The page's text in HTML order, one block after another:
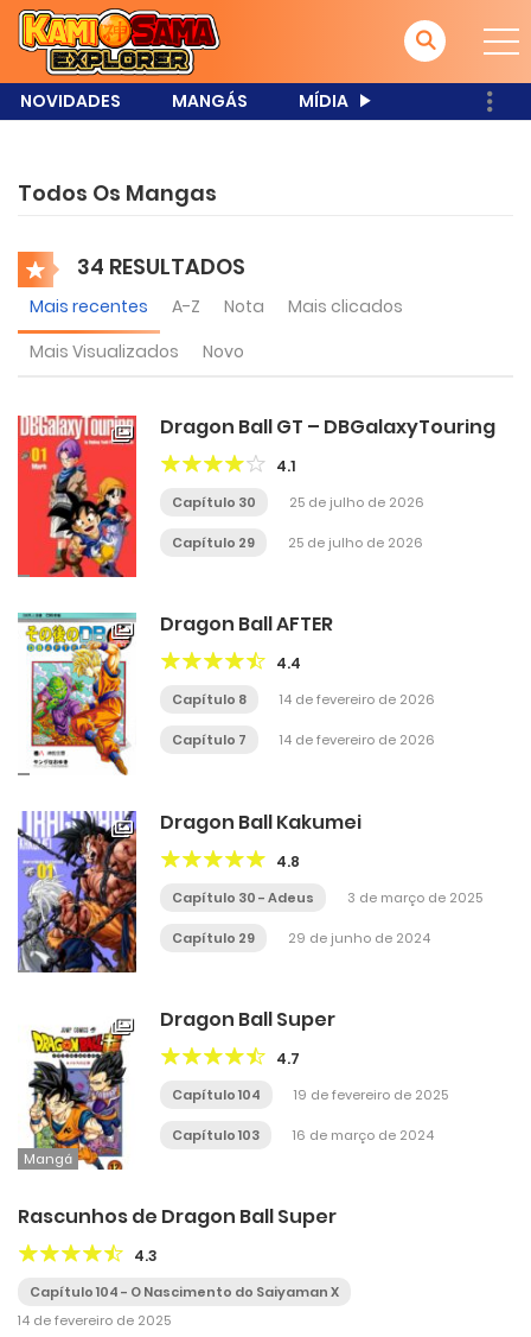
NOVIDADES MANGÁS MÍDIA
Todos Os Mangas
34 RESULTADOS
Mais recentes A-Z Nota
Mais clicados
Mais Visualizados
Novo
Dragon Ball GT – DBGalaxyTouring
4.1
Capítulo 30 25 de julho de 2026
Capítulo 29 25 de julho de 2026
Dragon Ball AFTER
4.4
Capítulo 8 14 de fevereiro de 2026
Capítulo 7 14 de fevereiro de 2026
Dragon Ball Kakumei
4.8
Capítulo 30 - Adeus 3 de março de 2025
Capítulo 29 29 de junho de 2024
Mangá
Dragon Ball Super
4.7
Capítulo 104 19 de fevereiro de 2025
Capítulo 103 16 de março de 2024
Rascunhos de Dragon Ball Super
4.3
Capítulo 104 - O Nascimento do Saiyaman X
14 de fevereiro de 2025